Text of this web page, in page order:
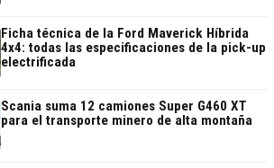
Ficha técnica de la Ford Maverick Híbrida
4x4: todas las especificaciones de la pick-up
electrificada
Scania suma 12 camiones Super G460 XT
para el transporte minero de alta montaña